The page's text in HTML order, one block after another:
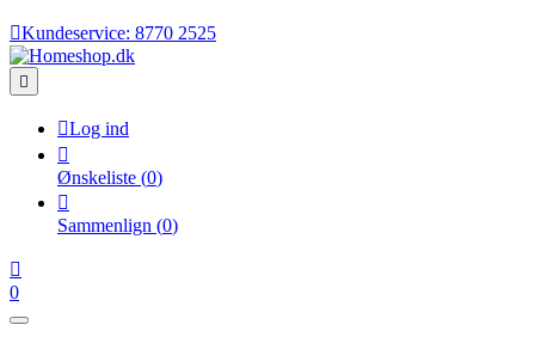
Kundeservice: 8770 2525

Log ind

Ønskeliste (0)

Sammenlign (0)

0